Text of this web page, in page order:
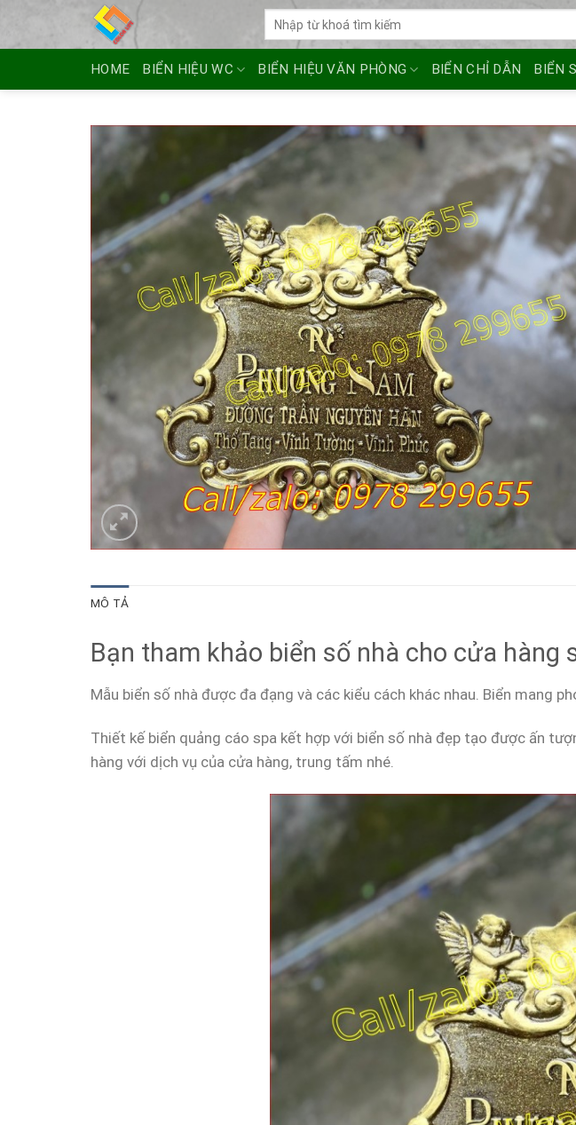
HOME BIỂN HIỆU WC BIỂN HIỆU VĂN PHÒNG BIỂN CHỈ DẪN BIỂN
MÔ TẢ
Bạn tham khảo biển số nhà cho cửa hàng
Mẫu biển số nhà được đa đạng và các kiểu cách khác nhau. Biển mang
Thiết kế biển quảng cáo spa kết hợp với biển số nhà đẹp tạo được ấn
hàng với dịch vụ của cửa hàng, trung tấm nhé.